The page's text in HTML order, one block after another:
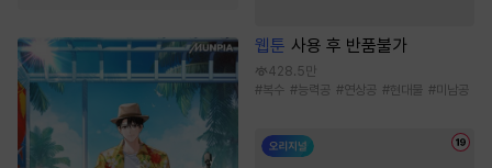
웹툰 사용 후 반품불가
428.5만
#복수 #능력공 #연상공 #현대물 #미남공